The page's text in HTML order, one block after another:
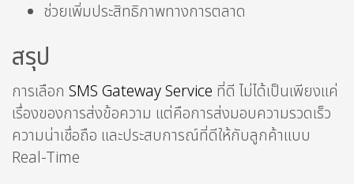
ช่วยเพิ่มประสิทธิภาพทางการตลาด
สรุป
การเลือก SMS Gateway Service ที่ดี ไม่ได้เป็นเพียงแค่
เรื่องของการส่งข้อความ แต่คือการส่งมอบความรวดเร็ว
ความน่าเชื่อถือ และประสบการณ์ที่ดีให้กับลูกค้าแบบ
Real-Time